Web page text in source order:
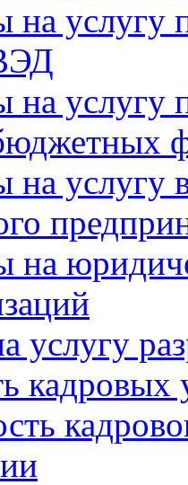
на услугу
на услугу
на услугу
на
услугу
кадровых